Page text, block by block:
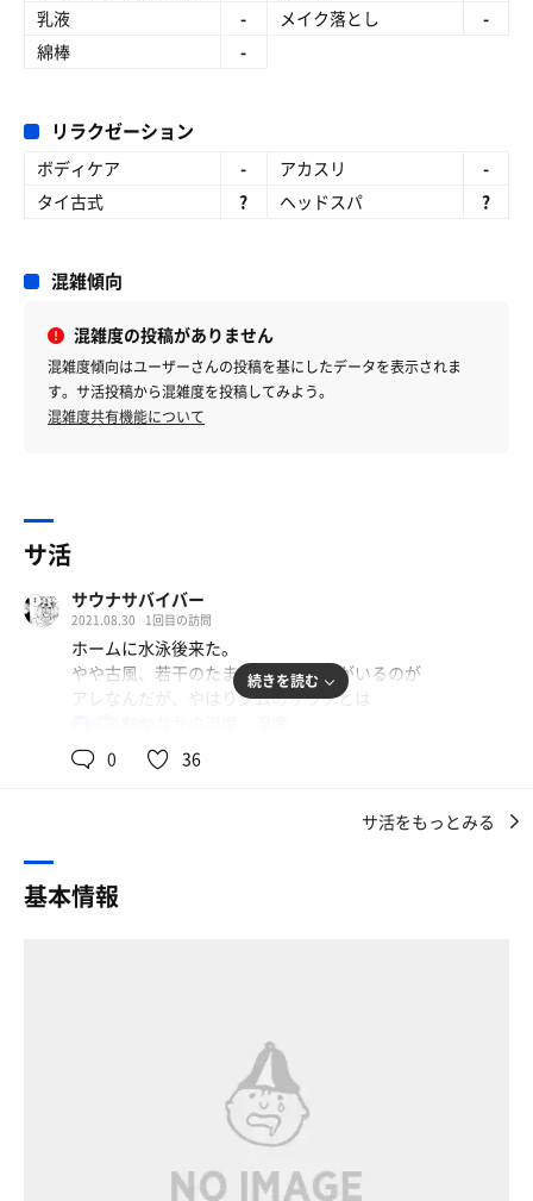
乳液
- メイク落とし
-
綿棒
-
リラクゼーション
ボディケア - アカスリ
-
タイ古式
? ヘッドスパ ?
混雑傾向
混雑度の投稿がありません
混雑度傾向はユーザーさんの投稿を基にしたデータを表示されま
す。サ活投稿から混雑度を投稿してみよう。
混雑度共有機能について
サ活
サウナサバイバー
2021.08.30 1回目の訪問
ホームに水泳後来た。
やや古風、若干のたまにアレな老人がいるのが
アレなんだが、やはりジムのサウナとは
水風呂も、おそらく16.9度くらいでgood！
外気浴も一応あり ジムの地方のサウナ施設としては、ク
全く浮かれたサウナじゃないので、ストイックな気持ちで
続きを読む
0 36
サ活をもっとみる
基本情報